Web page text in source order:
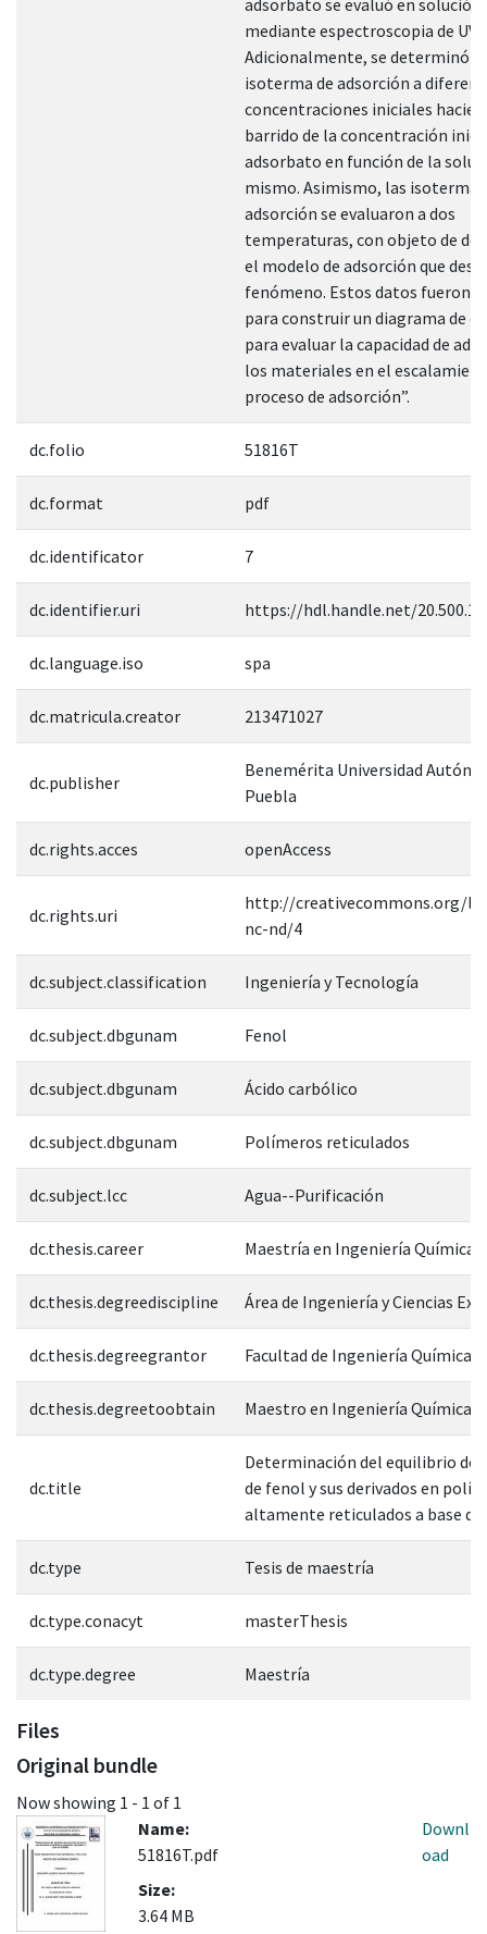
mediante espectroscopia de UV/
Adicionalmente, se determinó la
isoterma de adsorción a
concentraciones iniciales
barrido de la concentración
adsorbato en función de la
mismo. Asimismo, las
adsorción se evaluaron a dos
temperaturas, con objeto de
el modelo de adsorción que
fenómeno. Estos datos fueron
para construir un diagrama de
para evaluar la capacidad de
los materiales en el
proceso de adsorción”.
dc.folio 51816T
dc.format pdf
dc.identificator 7
dc.identifier.uri https://hdl.handle.net/
dc.language.iso spa
dc.matricula.creator 213471027
dc.publisher
Benemérita Universidad
Puebla
dc.rights.acces openAccess
dc.rights.uri
http://creativecommons.org/
nc-nd/4
dc.subject.classification Ingeniería y Tecnología
dc.subject.dbgunam Fenol
dc.subject.dbgunam Ácido carbólico
dc.subject.dbgunam Polímeros reticulados
dc.subject.lcc Agua--Purificación
dc.thesis.career Maestría en Ingeniería Química
dc.thesis.degreediscipline Área de Ingeniería y Ciencias
dc.thesis.degreegrantor Facultad de Ingeniería Química
dc.thesis.degreetoobtain Maestro en Ingeniería Química
dc.title
Determinación del equilibrio de
de fenol y sus derivados en
altamente reticulados a base de
dc.type Tesis de maestría
dc.type.conacyt masterThesis
dc.type.degree Maestría
Files
Original bundle
Now showing 1 - 1 of 1
Name:
51816T.pdf
Size:
3.64 MB
Downl
oad